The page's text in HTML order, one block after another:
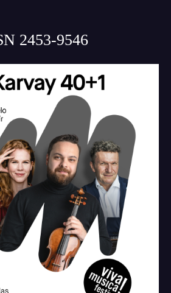
2453-9546